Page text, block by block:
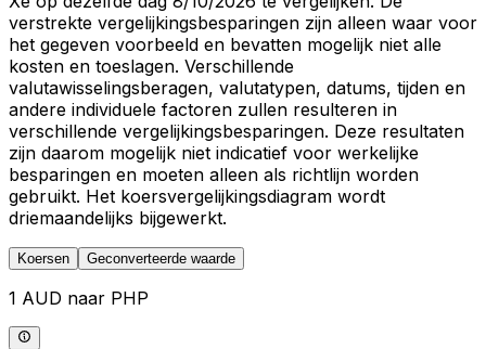
verstrekte vergelijkingsbesparingen zijn alleen waar voor
het gegeven voorbeeld en bevatten mogelijk niet alle
kosten en toeslagen. Verschillende
valutawisselingsberagen, valutatypen, datums, tijden en
andere individuele factoren zullen resulteren in
verschillende vergelijkingsbesparingen. Deze resultaten
zijn daarom mogelijk niet indicatief voor werkelijke
besparingen en moeten alleen als richtlijn worden
gebruikt. Het koersvergelijkingsdiagram wordt
driemaandelijks bijgewerkt.
Koersen Geconverteerde waarde
1 AUD naar PHP